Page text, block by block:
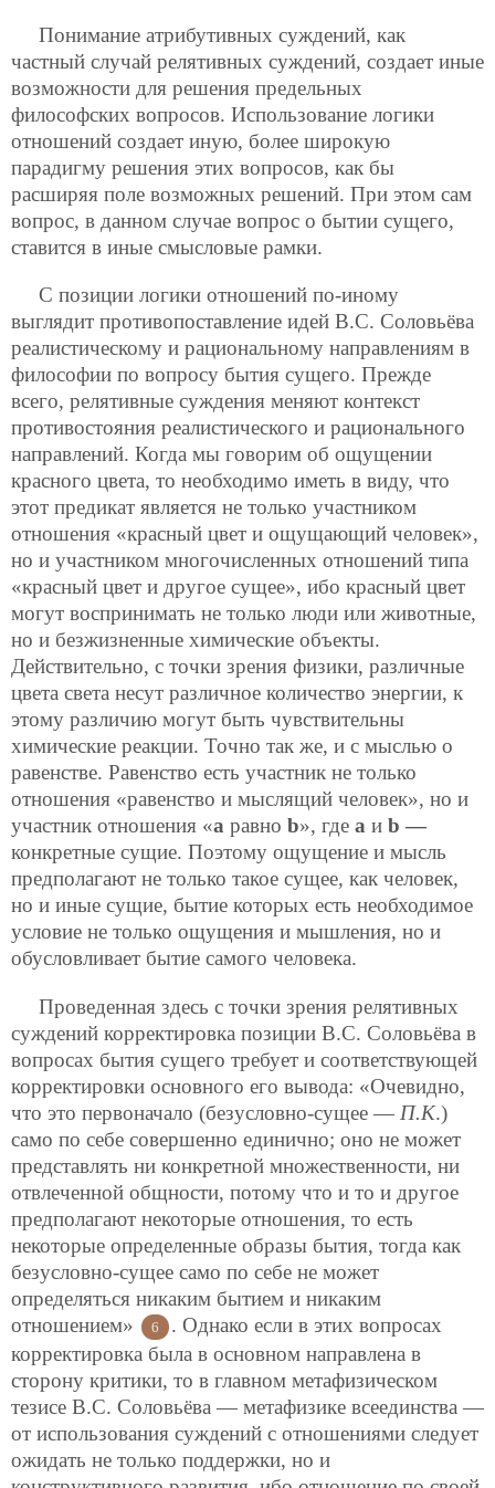
Понимание атрибутивных суждений, как
частный случай релятивных суждений, создает иные
возможности для решения предельных
философских вопросов. Использование логики
отношений создает иную, более широкую
парадигму решения этих вопросов, как бы
расширяя поле возможных решений. При этом сам
вопрос, в данном случае вопрос о бытии сущего,
ставится в иные смысловые рамки.
С позиции логики отношений по-иному
выглядит противопоставление идей В.С. Соловьёва
реалистическому и рациональному направлениям в
философии по вопросу бытия сущего. Прежде
всего, релятивные суждения меняют контекст
противостояния реалистического и рационального
направлений. Когда мы говорим об ощущении
красного цвета, то необходимо иметь в виду, что
этот предикат является не только участником
отношения «красный цвет и ощущающий человек»,
но и участником многочисленных отношений типа
«красный цвет и другое сущее», ибо красный цвет
могут воспринимать не только люди или животные,
но и безжизненные химические объекты.
Действительно, с точки зрения физики, различные
цвета света несут различное количество энергии, к
этому различию могут быть чувствительны
химические реакции. Точно так же, и с мыслью о
равенстве. Равенство есть участник не только
отношения «равенство и мыслящий человек», но и
участник отношения «a равно b», где a и b —
конкретные сущие. Поэтому ощущение и мысль
предполагают не только такое сущее, как человек,
но и иные сущие, бытие которых есть необходимое
условие не только ощущения и мышления, но и
обусловливает бытие самого человека.
Проведенная здесь с точки зрения релятивных
суждений корректировка позиции В.С. Соловьёва в
вопросах бытия сущего требует и соответствующей
корректировки основного его вывода: «Очевидно,
что это первоначало (безусловно-сущее — П.К.)
само по себе совершенно единично; оно не может
представлять ни конкретной множественности, ни
отвлеченной общности, потому что и то и другое
предполагают некоторые отношения, то есть
некоторые определенные образы бытия, тогда как
безусловно-сущее само по себе не может
определяться никаким бытием и никаким
отношением»
6
. Однако если в этих вопросах
корректировка была в основном направлена в
сторону критики, то в главном метафизическом
тезисе В.С. Соловьёва — метафизике всеединства —
от использования суждений с отношениями следует
ожидать не только поддержки, но и